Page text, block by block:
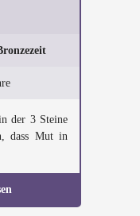
der 3 Steine
dass Mut in